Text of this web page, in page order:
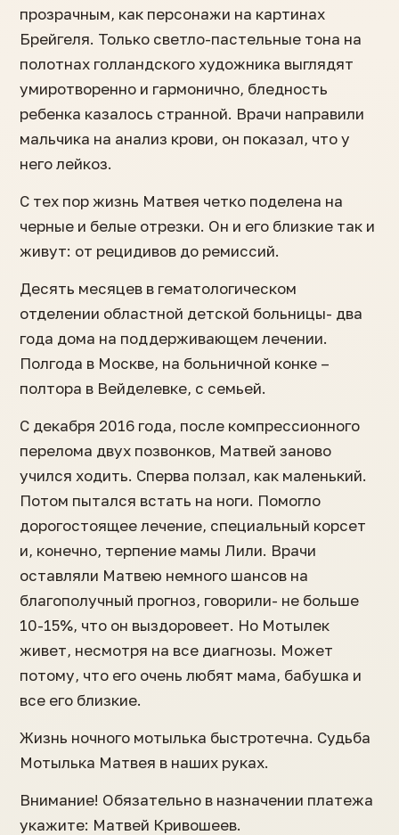
прозрачным, как персонажи на картинах
Брейгеля. Только светло-пастельные тона на
полотнах голландского художника выглядят
умиротворенно и гармонично, бледность
ребенка казалось странной. Врачи направили
мальчика на анализ крови, он показал, что у
него лейкоз.
С тех пор жизнь Матвея четко поделена на
черные и белые отрезки. Он и его близкие так и
живут: от рецидивов до ремиссий.
Десять месяцев в гематологическом
отделении областной детской больницы- два
года дома на поддерживающем лечении.
Полгода в Москве, на больничной конке –
полтора в Вейделевке, с семьей.
С декабря 2016 года, после компрессионного
перелома двух позвонков, Матвей заново
учился ходить. Сперва ползал, как маленький.
Потом пытался встать на ноги. Помогло
дорогостоящее лечение, специальный корсет
и, конечно, терпение мамы Лили. Врачи
оставляли Матвею немного шансов на
благополучный прогноз, говорили- не больше
10-15%, что он выздоровеет. Но Мотылек
живет, несмотря на все диагнозы. Может
потому, что его очень любят мама, бабушка и
все его близкие.
Жизнь ночного мотылька быстротечна. Судьба
Мотылька Матвея в наших руках.
Внимание! Обязательно в назначении платежа
укажите: Матвей Кривошеев.